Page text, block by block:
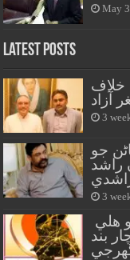
May
Latest Posts
خلاف
آزاد
3
جو
راشد
3
بند